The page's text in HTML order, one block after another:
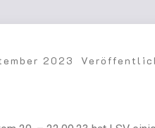
2023